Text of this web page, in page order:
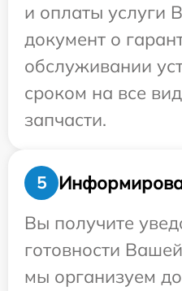
и оплаты услуги
документ о
обслуживании
сроком на все
запчасти.
5
Вы получите
готовности
мы организуем